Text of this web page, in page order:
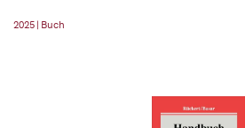
2025 | Buch